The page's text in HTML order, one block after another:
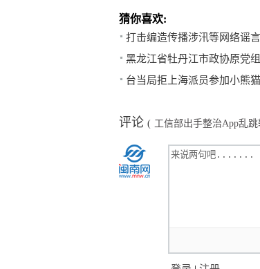
猜你喜欢:
打击编造传播涉汛等网络谣
黑龙江省牡丹江市政协原党
台当局拒上海派员参加小熊
评论 ( 工信部出手整治App乱